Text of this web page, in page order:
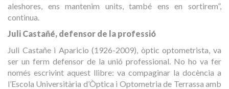
aleshores, ens mantenim units, també ens en sortirem”,
continua.
Juli Castañé, defensor de la professió
Juli Castañe i Aparicio (1926-2009), òptic optometrista, va
ser un ferm defensor de la unió professional. No ho va fer
només escrivint aquest llibre: va compaginar la docència a
l’Escola Universitària d’Òptica i Optometria de Terrassa amb